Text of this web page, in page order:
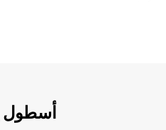
أسطول